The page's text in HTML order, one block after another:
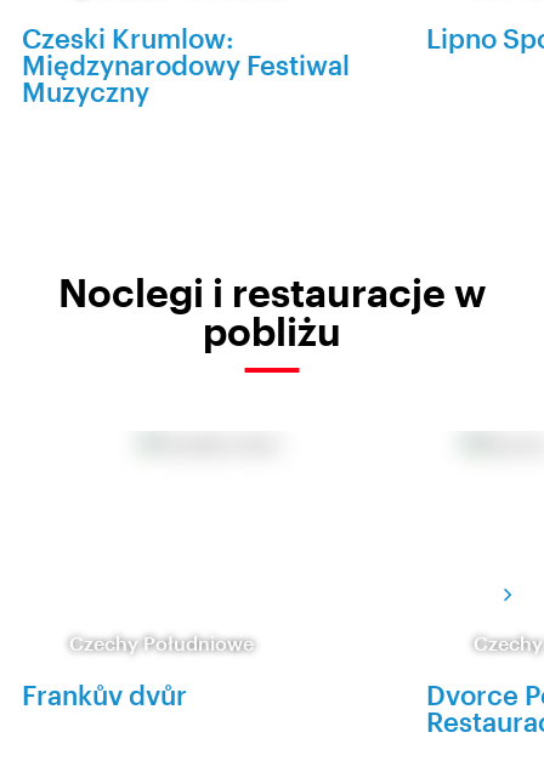
Czeski Krumlow:
Międzynarodowy Festiwal
Muzyczny
Lipno
Noclegi i restauracje w
pobliżu
Czechy Południowe
Frankův dvůr
Dvorce